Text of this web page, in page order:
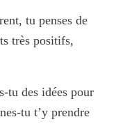
tu penses de
très positifs,
tu des idées pour
tu t’y prendre